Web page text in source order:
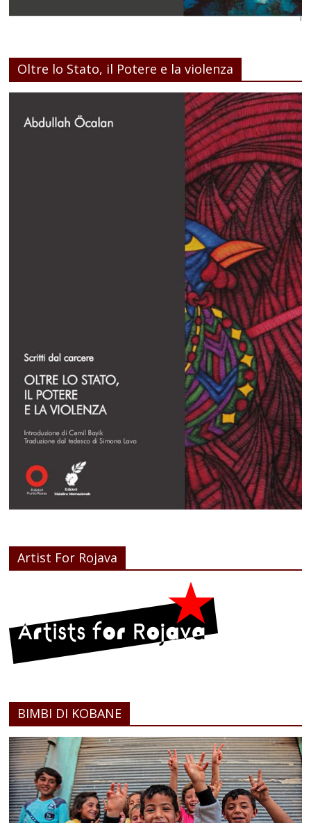
Oltre lo Stato, il Potere e la violenza
Artist For Rojava
BIMBI DI KOBANE